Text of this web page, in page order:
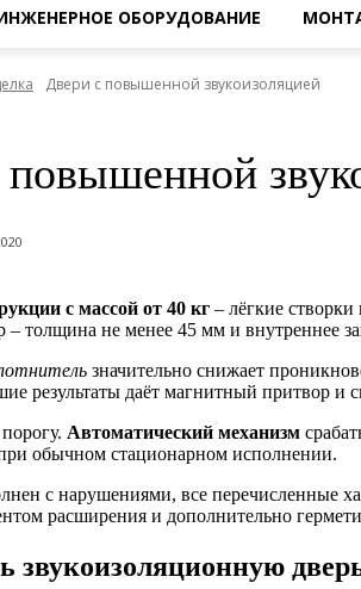
ОБОРУДОВАНИЕ
Двери с повышенной звукоизоляцией
с массой от 40 кг – лёгкие
толщина не менее 45 мм и внутреннее
значительно снижает
результаты даёт магнитный притвор
Автоматический механизм
обычном стационарном исполнении.
с нарушениями, все перечисленные
расширения и дополнительно
звукоизоляционную